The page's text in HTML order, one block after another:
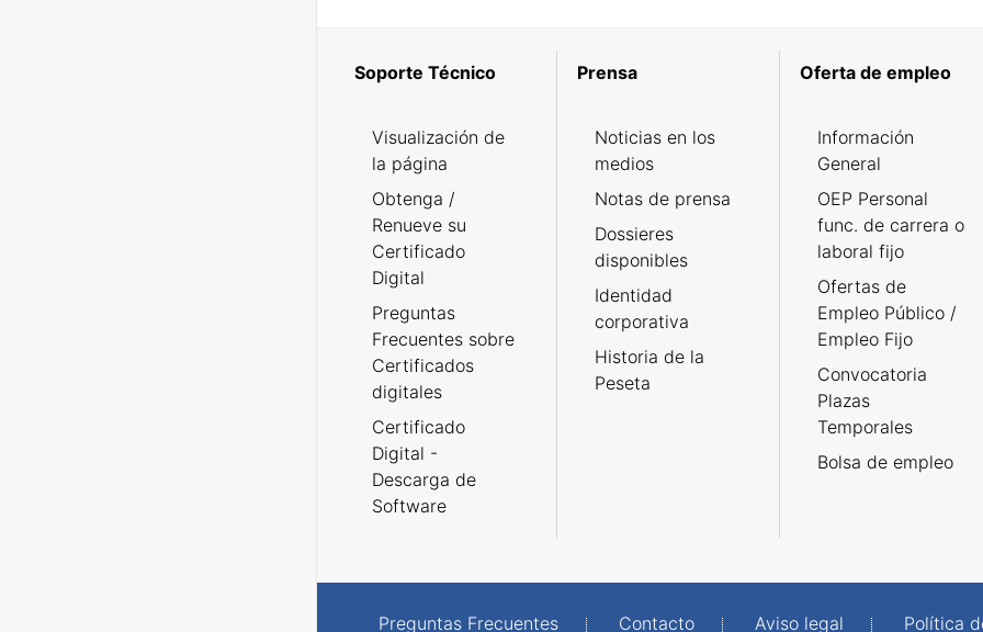
Soporte Técnico
Visualización de
la página
Obtenga /
Renueve su
Certificado
Digital
Preguntas
Frecuentes sobre
Certificados
digitales
Certificado
Digital -
Descarga de
Software
Prensa
Noticias en los
medios
Notas de prensa
Dossieres
disponibles
Identidad
corporativa
Historia de la
Peseta
Oferta de empleo
Información
General
OEP Personal
func. de carrera o
laboral fijo
Ofertas de
Empleo Público /
Empleo Fijo
Convocatoria
Plazas
Temporales
Bolsa de empleo
Preguntas Frecuentes Contacto Aviso legal Política